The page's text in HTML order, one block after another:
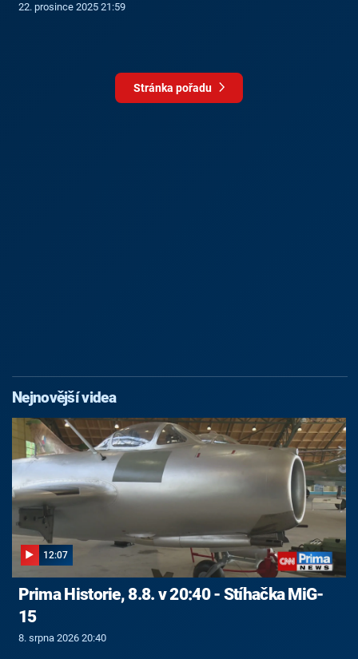
22. prosince 2025 21:59
Stránka pořadu
Nejnovější videa
12:07
Prima Historie, 8.8. v 20:40 - Stíhačka MiG-
15
8. srpna 2026 20:40